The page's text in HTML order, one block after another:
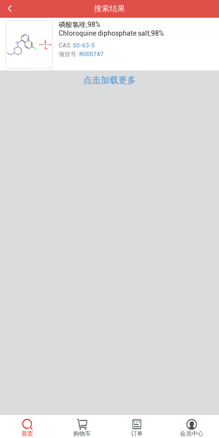
搜索结果
首页 购物车 订单 会员中心
磷酸氯喹,98%
Chloroquine diphosphate salt,98%
CAS: 50-63-5
项目号: R000747
点击加载更多